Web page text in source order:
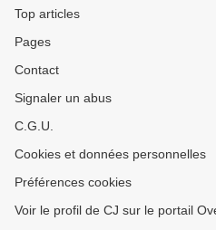
Top articles
Pages
Contact
Signaler un abus
C.G.U.
Cookies et données personnelles
Préférences cookies
Voir le profil de CJ sur le portail